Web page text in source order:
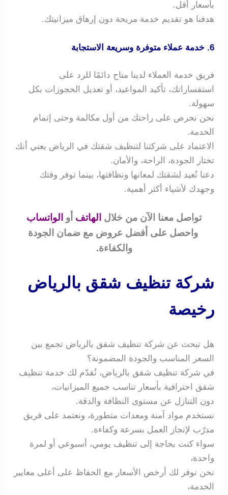
بأسعار أقل.
هدفنا هو تقديم خدمة مريحة دون إرهاق ميزانيتك.
6. خدمة عملاء متوفرة وسريعة الاستجابة
فريق خدمة العملاء لدينا متاح دائمًا للرد على
استفساراتك، تأكيد المواعيد، أو تعديل الحجوزات بكل
سهولة.
نحن نحرص على راحتك من أول مكالمة وحتى إتمام
الخدمة.
الاعتماد على شركتنا لتنظيف شقتك في الرياض يعني أنك
تختار الجودة، الراحة، والأمان.
دعنا نُعيد لشقتك لمعانها ونظافتها، بينما توفر وقتك
وجهدك لأشياء أكثر أهمية.
تواصل معنا الآن من خلال الهاتف أو الواتساب
واحصل على أفضل عروض مع ضمان الجودة
والكفاءة.
شركة تنظيف شقق بالرياض
رخيصة
هل تبحث عن شركة تنظيف شقق بالرياض تجمع بين
السعر المناسب والجودة المضمونة؟
في شركة تنظيف شقق بالرياض، نُقدّم لك خدمة تنظيف
شقق احترافية بأسعار تناسب جميع الميزانيات،
دون التنازل عن مستوى النظافة والدقة.
نستخدم مواد آمنة ومعدات متطورة، ونعتمد على فريق
مدرّب لإنجاز العمل بسرعة وكفاءة.
سواء كنت بحاجة إلى تنظيف يومي، أسبوعي أو لمرة
واحدة،
نحن نوفر لك أرخص الأسعار مع الحفاظ على أعلى معايير
الخدمة،